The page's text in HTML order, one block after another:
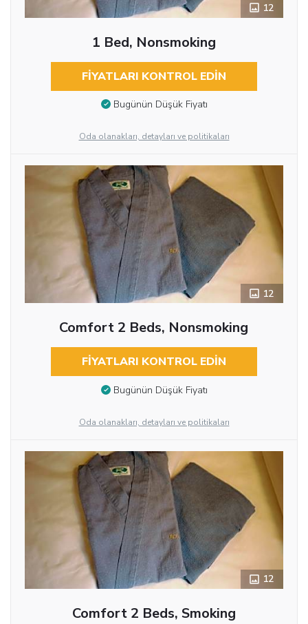
12
1 Bed, Nonsmoking
FIYATLARI KONTROL EDIN
Bugünün Düşük Fiyatı
Oda olanakları, detayları ve politikaları
12
Comfort 2 Beds, Nonsmoking
FIYATLARI KONTROL EDIN
Bugünün Düşük Fiyatı
Oda olanakları, detayları ve politikaları
12
Comfort 2 Beds, Smoking